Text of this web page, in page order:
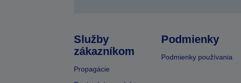
Služby
zákazníkom
Propagácie
Podmienky
Podmienky používania